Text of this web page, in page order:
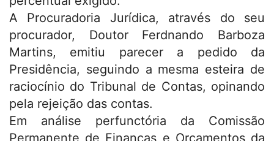
A Procuradoria Jurídica, através do seu
procurador, Doutor Ferdnando Barboza
Martins, emitiu parecer a pedido da
Presidência, seguindo a mesma esteira de
raciocínio do Tribunal de Contas, opinando
pela rejeição das contas.
Em análise perfunctória da Comissão
Permanente de Finanças e Orçamentos da